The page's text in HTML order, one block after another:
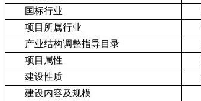
国标行业
项目所属行业
产业结构调整指导目录
项目属性
建设性质
建设内容及规模